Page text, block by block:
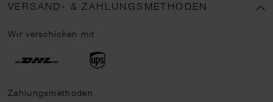
VERSAND- & ZAHLUNGSMETHODEN
Wir verschicken mit
Zahlungsmethoden